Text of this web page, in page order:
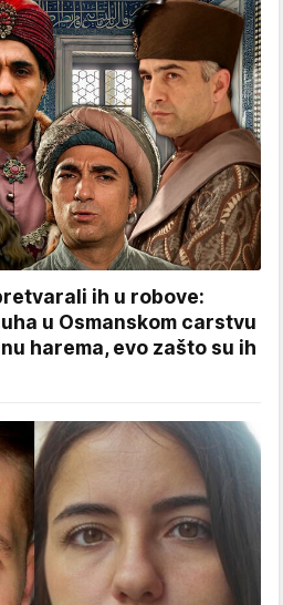
ih u robove:
u Osmanskom carstvu
harema, evo zašto su ih